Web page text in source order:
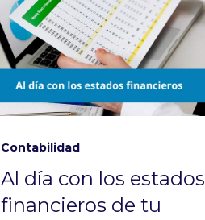
Contabilidad
Al día con los estados
financieros de tu